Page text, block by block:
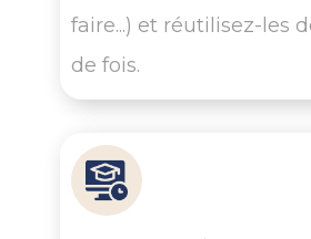
faire...) et réutilisez-les
de fois.